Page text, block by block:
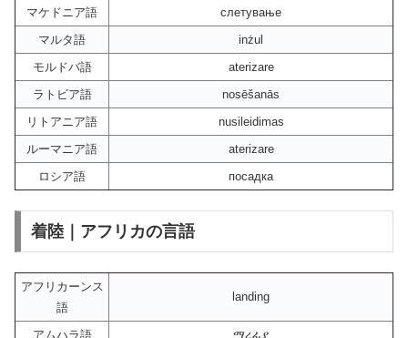
マケドニア語
слетување
マルタ語
inżul
モルドバ語
aterizare
ラトビア語
nosēšanās
リトアニア語
nusileidimas
ルーマニア語
aterizare
ロシア語
посадка
着陸｜アフリカの言語
アフリカーンス
語
landing
アムハラ語
ማረፊያ